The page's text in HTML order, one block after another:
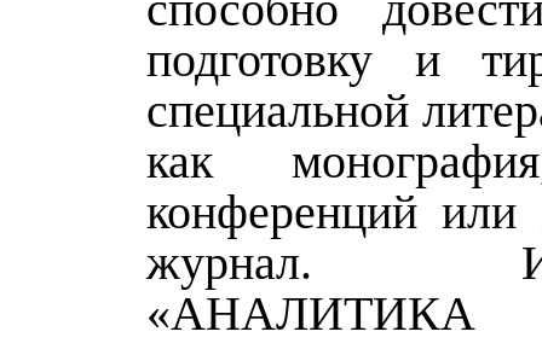
подготовку и
специальной
как
конференций
журнал.